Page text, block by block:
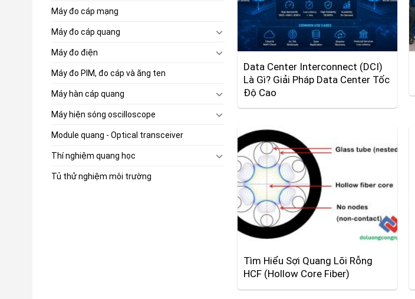
Máy đo cáp mạng
Máy đo cáp quang
Máy đo điện
Máy đo PIM, đo cáp và ăng ten
Máy hàn cáp quang
Máy hiện sóng oscilloscope
Module quang - Optical transceiver
Thí nghiệm quang học
Tủ thử nghiệm môi trường
Data Center Interconnect (DCI)
Là Gì? Giải Pháp Data Center Tốc
Độ Cao
Tìm Hiểu Sợi Quang Lõi Rỗng
HCF (Hollow Core Fiber)